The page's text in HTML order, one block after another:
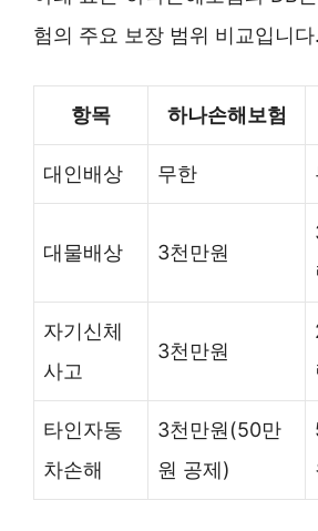
험의 주요 보장 범위 비교입니다.
항목 하나손해보험
대인배상 무한
대물배상 3천만원
자기신체
사고
3천만원
타인자동
차손해
3천만원(50만
원 공제)